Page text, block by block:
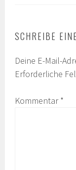
SCHREIBE
Deine E-Mail-
Erforderliche
Kommentar*